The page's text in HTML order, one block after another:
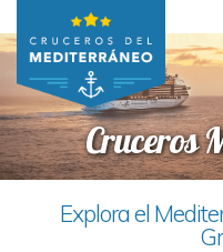
Cruceros
Explora el